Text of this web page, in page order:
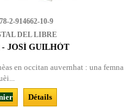
2-914662-10-9
DEL LIBRE
JOSÍ GUILHÒT
en occitan auvernhat : una femna
Détails